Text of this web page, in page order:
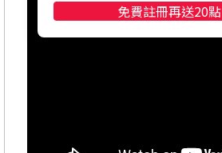
免費註冊再送20點